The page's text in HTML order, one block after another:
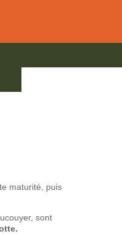
maturité, puis
sont